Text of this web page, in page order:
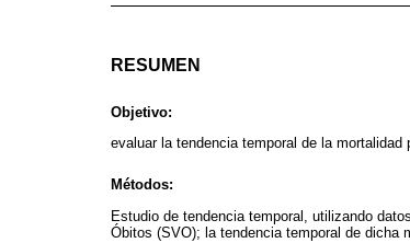
RESUMEN
Objetivo:
evaluar la tendencia temporal de la
Métodos:
Estudio de tendencia temporal, utilizando
Óbitos (SVO); la tendencia temporal de dicha